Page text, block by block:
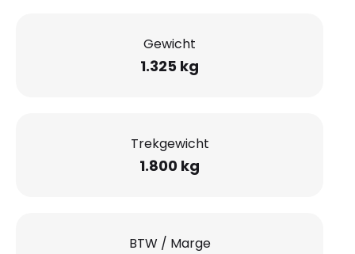
Gewicht
1.325 kg
Trekgewicht
1.800 kg
BTW / Marge